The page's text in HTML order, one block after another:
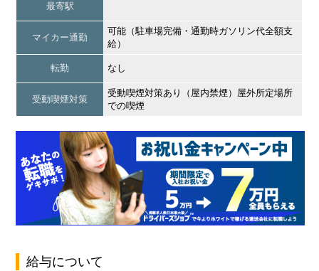
最寄駅
マイカー通勤
可能（駐車場完備・通勤時ガソリン代全額支
給）
転勤 なし
受動喫煙対策
受動喫煙対策あり（屋内禁煙）屋外所定場所
での喫煙
給与について